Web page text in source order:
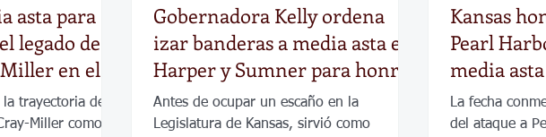
asta para
legado de
en el
trayectoria de
Miller como
Gobernadora Kelly ordena
izar banderas a media asta en
Harper y Sumner para honrar
al exrepresentante Bill
McCreary
Antes de ocupar un escaño en la
Legislatura de Kansas, sirvió como
Kansas
Pearl
media
diciembre
La fecha
del ataque a